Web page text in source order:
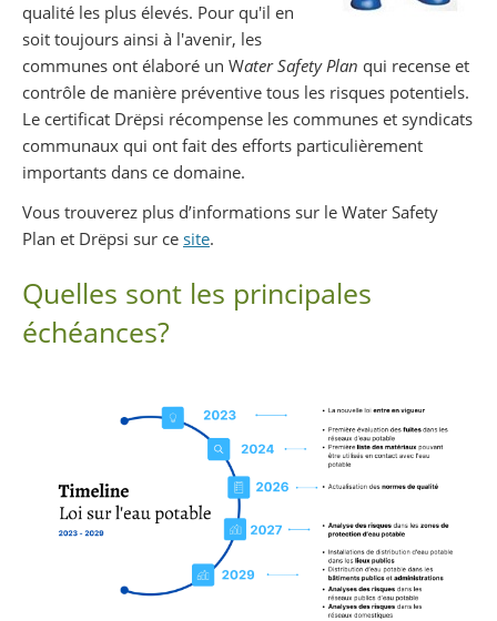
qualité les plus élevés. Pour qu'il en
soit toujours ainsi à l'avenir, les
communes ont élaboré un Water Safety Plan qui recense et
contrôle de manière préventive tous les risques potentiels.
Le certificat Drëpsi récompense les communes et syndicats
communaux qui ont fait des efforts particulièrement
importants dans ce domaine.
Vous trouverez plus d’informations sur le Water Safety
Plan et Drëpsi sur ce site.
Quelles sont les principales
échéances?